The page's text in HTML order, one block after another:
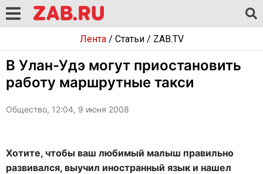
Лента/ Статьи/ ZAB.TV
В Улан-Удэ могут приостановить
работу маршрутные такси
Общество, 12:04, 9 июня 2008
Хотите, чтобы ваш любимый малыш правильно
развивался, выучил иностранный язык и нашел